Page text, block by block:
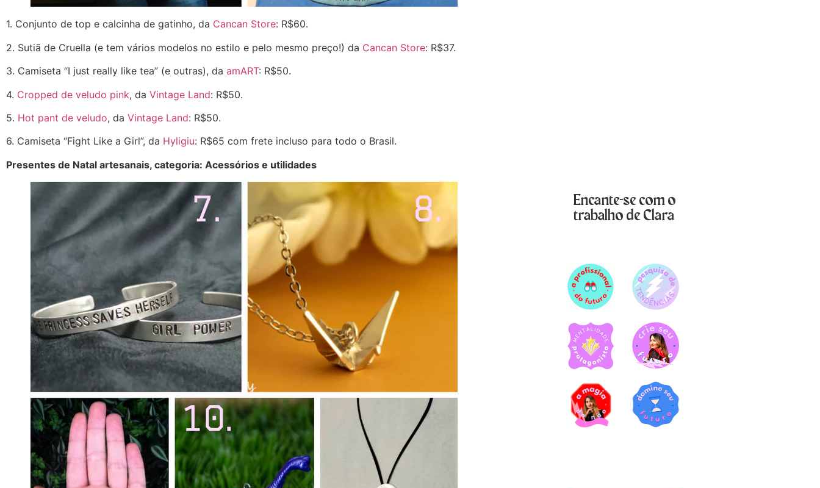
1. Conjunto de top e calcinha de gatinho, da Cancan Store: R$60.
2. Sutiã de Cruella (e tem vários modelos no estilo e pelo mesmo preço!) da Cancan Store: R$37.
3. Camiseta “I just really like tea” (e outras), da amART: R$50.
4. Cropped de veludo pink, da Vintage Land: R$50.
5. Hot pant de veludo, da Vintage Land: R$50.
6. Camiseta “Fight Like a Girl”, da Hyligiu: R$65 com frete incluso para todo o Brasil.
Presentes de Natal artesanais, categoria: Acessórios e utilidades
Encante-se com o
trabalho de Clara